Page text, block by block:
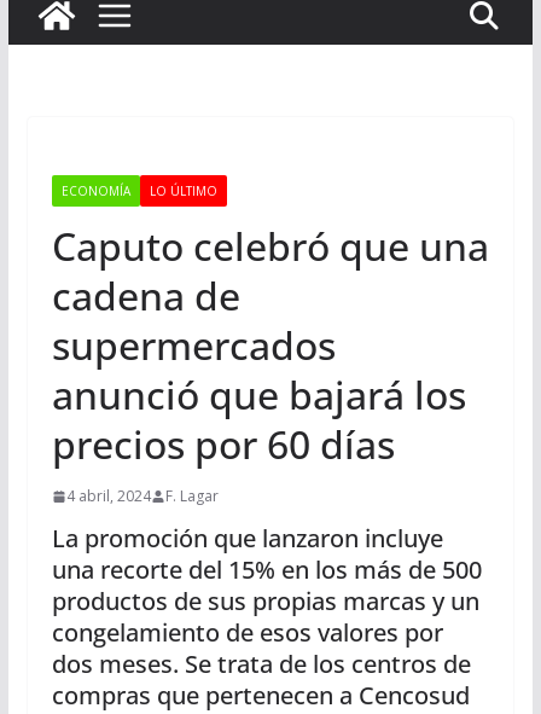
ECONOMÍA LO ÚLTIMO
Caputo celebró que una
cadena de
supermercados
anunció que bajará los
precios por 60 días
4 abril, 2024 F. Lagar
La promoción que lanzaron incluye
una recorte del 15% en los más de 500
productos de sus propias marcas y un
congelamiento de esos valores por
dos meses. Se trata de los centros de
compras que pertenecen a Cencosud